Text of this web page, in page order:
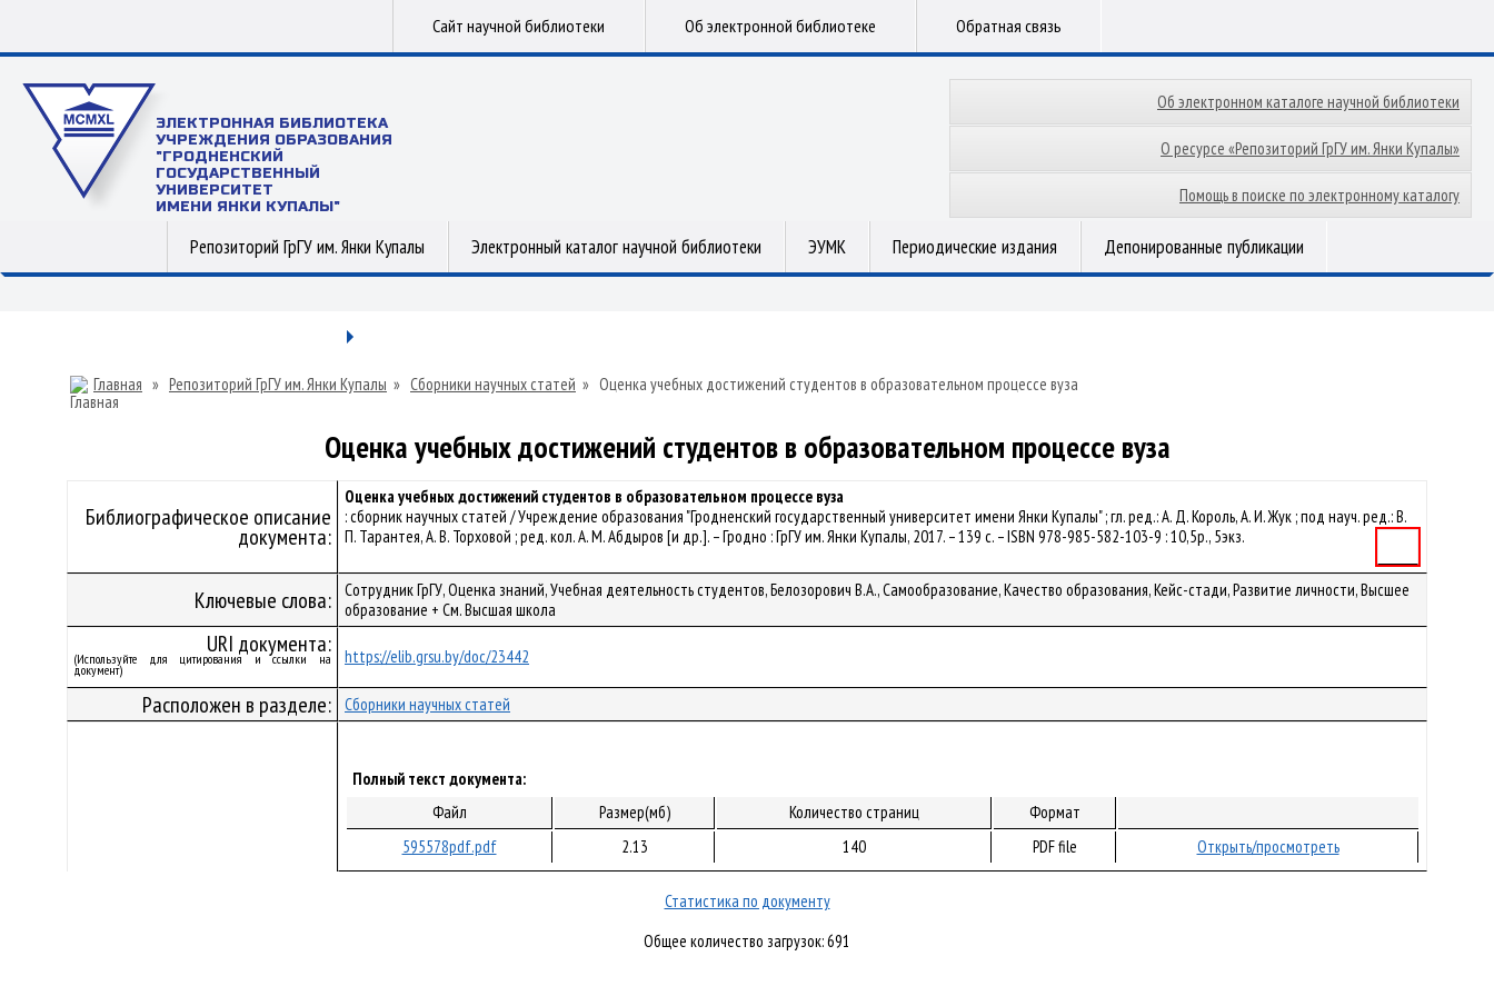
Сайт научной библиотеки Об электронной библиотеке Обратная связь
ЭЛЕКТРОННАЯ БИБЛИОТЕКА
УЧРЕЖДЕНИЯ ОБРАЗОВАНИЯ
"ГРОДНЕНСКИЙ
ГОСУДАРСТВЕННЫЙ
УНИВЕРСИТЕТ
ИМЕНИ ЯНКИ КУПАЛЫ"
Об электронном каталоге научной библиотеки
О ресурсе «Репозиторий ГрГУ им. Янки Купалы»
Помощь в поиске по электронному каталогу
Репозиторий ГрГУ им. Янки Купалы Электронный каталог научной библиотеки ЭУМК Периодические издания Депонированные публикации
Главная » Репозиторий ГрГУ им. Янки Купалы » Сборники научных статей » Оценка учебных достижений студентов в образовательном процессе вуза
Оценка учебных достижений студентов в образовательном процессе вуза
Библиографическое описание
документа:
Оценка учебных достижений студентов в образовательном процессе вуза
: сборник научных статей / Учреждение образования "Гродненский государственный университет имени Янки Купалы" ; гл. ред.: А. Д. Король, А. И. Жук ; под науч. ред.: В.
П. Тарантея, А. В. Торховой ; ред. кол. А. М. Абдыров [и др.]. – Гродно : ГрГУ им. Янки Купалы, 2017. – 139 с. – ISBN 978-985-582-103-9 : 10,5р., 5экз.
Ключевые слова:
Сотрудник ГрГУ, Оценка знаний, Учебная деятельность студентов, Белозорович В.А., Самообразование, Качество образования, Кейс-стади, Развитие личности, Высшее
образование + См. Высшая школа
URI документа:
(Используйте для цитирования и ссылки на
документ)
https://elib.grsu.by/doc/23442
Расположен в разделе: Сборники научных статей
Полный текст документа:
Файл
Размер(мб) Количество страниц
Формат
595578pdf.pdf
2.13 140 PDF file Открыть/просмотреть
Статистика по документу
Общее количество загрузок: 691